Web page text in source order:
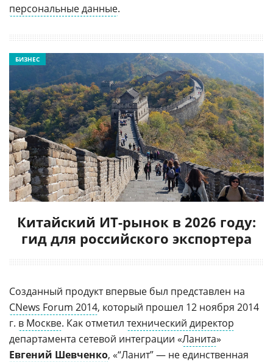
персональные данные.
Китайский ИТ-рынок в 2026 году:
гид для российского экспортера
БИЗНЕС
Созданный продукт впервые был представлен на
CNews Forum 2014, который прошел 12 ноября 2014
г. в Москве. Как отметил технический директор
департамента сетевой интеграции «Ланита»
Евгений Шевченко, «“Ланит” — не единственная